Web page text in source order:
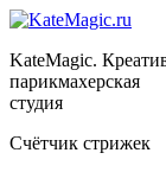
KateMagic.
парикмахерская
студия
Счётчик стрижек